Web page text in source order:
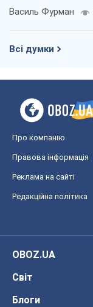
Василь Фурман
Всі думки
Про компанію
Правова інформація
Реклама на сайті
Редакційна політика
OBOZ.UA
Світ
Блоги